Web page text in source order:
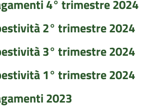
4° trimestre 2024
2° trimestre 2024
3° trimestre 2024
1° trimestre 2024
2023